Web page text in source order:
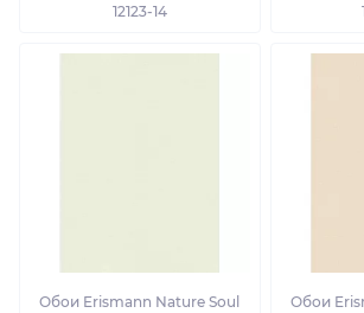
12123-14
Обои Erismann Nature Soul
Обои